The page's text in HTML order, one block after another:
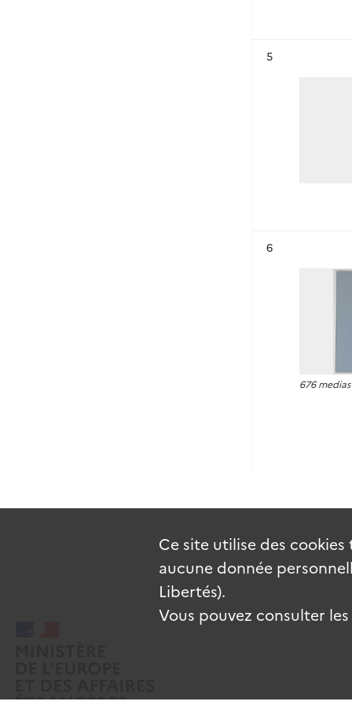
5
6
676 medias
Ce site utilise des cookies
aucune donnée
Libertés).
Vous pouvez consulter